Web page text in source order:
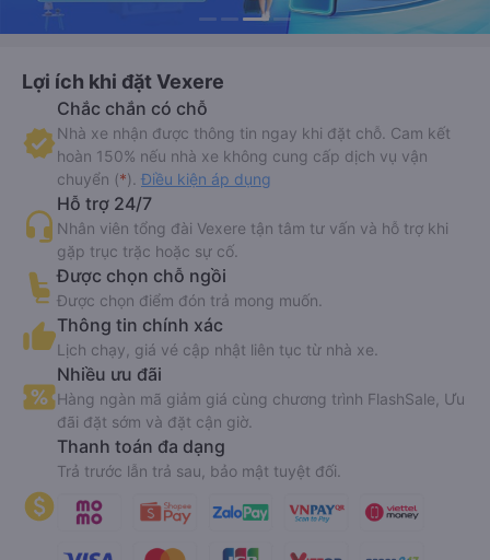
Lợi ích khi đặt Vexere
Chắc chắn có chỗ
Nhà xe nhận được thông tin ngay khi đặt chỗ. Cam kết
hoàn 150% nếu nhà xe không cung cấp dịch vụ vận
chuyển (*). Điều kiện áp dụng
Hỗ trợ 24/7
Nhân viên tổng đài Vexere tận tâm tư vấn và hỗ trợ khi
gặp trục trặc hoặc sự cố.
Được chọn chỗ ngồi
Được chọn điểm đón trả mong muốn.
Thông tin chính xác
Lịch chạy, giá vé cập nhật liên tục từ nhà xe.
Nhiều ưu đãi
Hàng ngàn mã giảm giá cùng chương trình FlashSale, Ưu
đãi đặt sớm và đặt cận giờ.
Thanh toán đa dạng
Trả trước lẫn trả sau, bảo mật tuyệt đối.